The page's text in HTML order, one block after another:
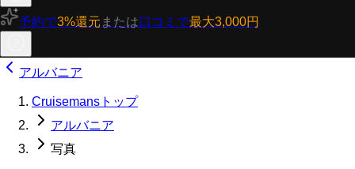
予約で3%還元 または口コミで最大3,000円
アルバニア
Cruisemansトップ
アルバニア
写真